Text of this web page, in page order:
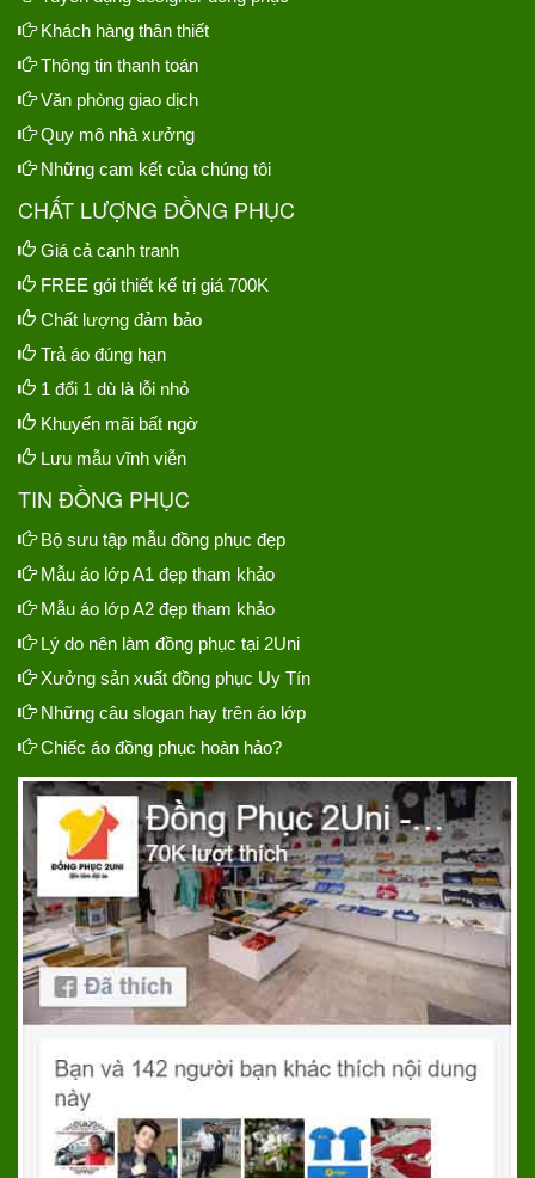
Khách hàng thân thiết
Thông tin thanh toán
Văn phòng giao dịch
Quy mô nhà xưởng
Những cam kết của chúng tôi
CHẤT LƯỢNG ĐỒNG PHỤC
Giá cả cạnh tranh
FREE gói thiết kế trị giá 700K
Chất lượng đảm bảo
Trả áo đúng hạn
1 đổi 1 dù là lỗi nhỏ
Khuyến mãi bất ngờ
Lưu mẫu vĩnh viễn
TIN ĐỒNG PHỤC
Bộ sưu tập mẫu đồng phục đẹp
Mẫu áo lớp A1 đẹp tham khảo
Mẫu áo lớp A2 đẹp tham khảo
Lý do nên làm đồng phục tại 2Uni
Xưởng sản xuất đồng phục Uy Tín
Những câu slogan hay trên áo lớp
Chiếc áo đồng phục hoàn hảo?